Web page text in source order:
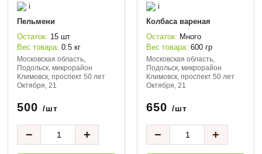
i
Пельмени
Остаток: 15 шт
Вес товара:0.5 кг
Московская область,
Подольск, микрорайон
Климовск, проспект 50 лет
Октября, 21
500 /шт
− +
i
Колбаса вареная
Остаток: Много
Вес товара: 600 гр
Московская область,
Подольск, микрорайон
Климовск, проспект 50 лет
Октября, 21
650 /шт
− +